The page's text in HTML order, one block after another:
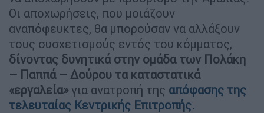
Οι αποχωρήσεις, που μοιάζουν
αναπόφευκτες, θα μπορούσαν να αλλάξουν
τους συσχετισμούς εντός του κόμματος,
δίνοντας δυνητικά στην ομάδα των Πολάκη
– Παππά – Δούρου τα καταστατικά
«εργαλεία» για ανατροπή της απόφασης της
τελευταίας Κεντρικής Επιτροπής.